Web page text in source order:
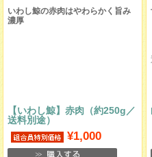
いわし鯨の赤肉はやわらかく旨み
濃厚
【いわし鯨】赤肉（約250g／
送料別途）
¥1,000